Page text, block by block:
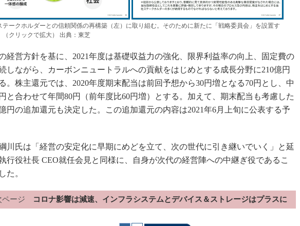
テークホルダーとの信頼関係の再構築（左）に取り組む。そのために新たに「戦略委員会」を設置す
（クリックで拡大） 出典：東芝
経営方針を基に、2021年度は基礎収益力の強化、限界利益率の向上、固定費の
しながら、カーボンニュートラルへの貢献をはじめとする成長分野に210億円
。株主還元では、2020年度期末配当は前回予想から30円増となる70円とし、中
と合わせて年間80円（前年度比60円増）とする。加えて、期末配当も考慮した
億円の追加還元も決定した。この追加還元の内容は2021年6月上旬に公表する予
川氏は「経営の安定化に早期にめどを立て、次の世代に引き継いでいく」と延
行役社長 CEO就任会見と同様に、自身が次代の経営陣への中継ぎ役であるこ
た。
ページ コロナ影響は減速、インフラシステムとデバイス＆ストレージはプラスに